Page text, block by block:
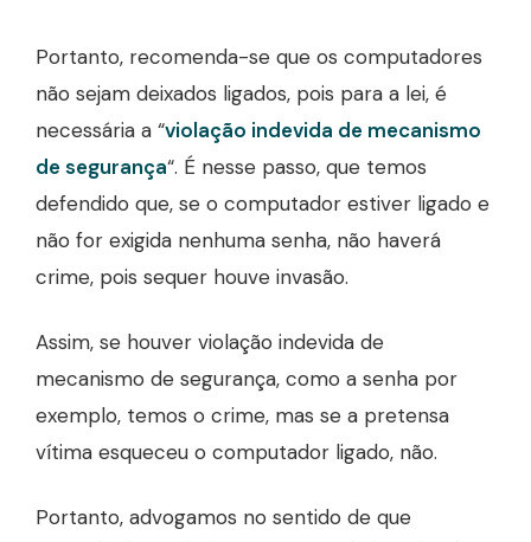
Portanto, recomenda-se que os computadores
não sejam deixados ligados, pois para a lei, é
necessária a “violação indevida de mecanismo
de segurança“. É nesse passo, que temos
defendido que, se o computador estiver ligado e
não for exigida nenhuma senha, não haverá
crime, pois sequer houve invasão.
Assim, se houver violação indevida de
mecanismo de segurança, como a senha por
exemplo, temos o crime, mas se a pretensa
vítima esqueceu o computador ligado, não.
Portanto, advogamos no sentido de que